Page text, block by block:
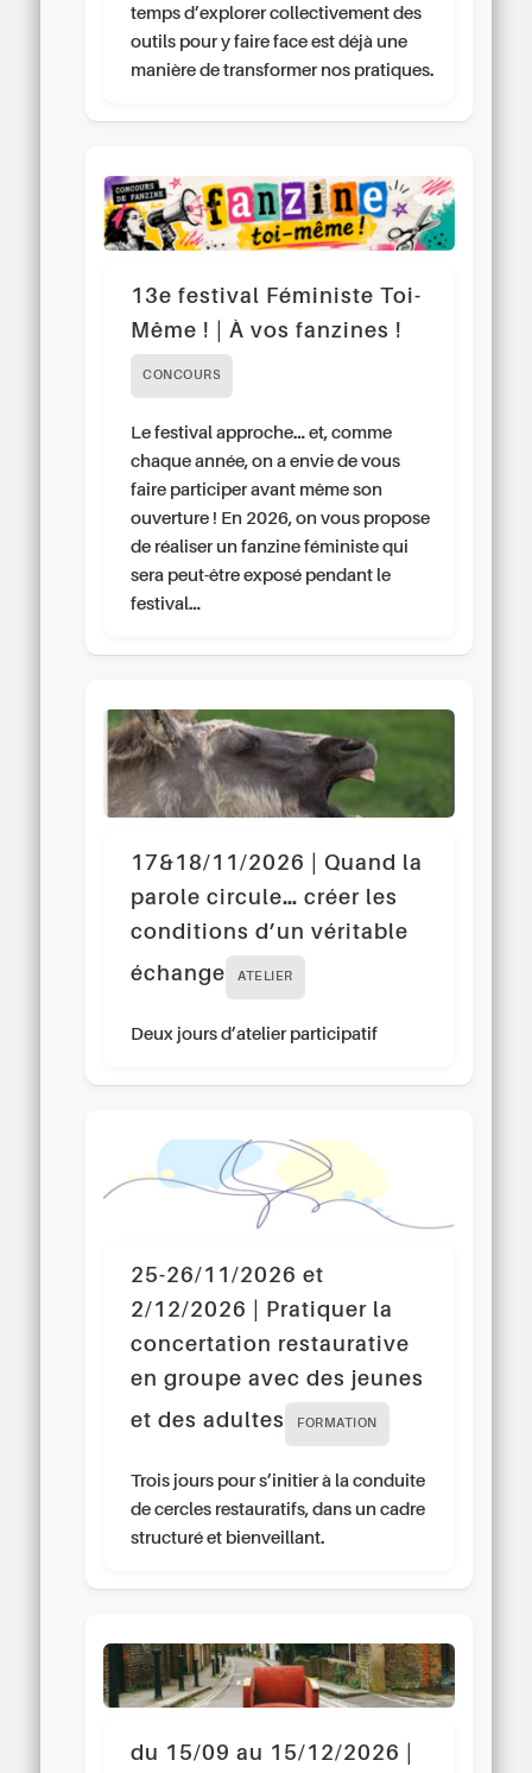
temps d’explorer collectivement des
outils pour y faire face est déjà une
manière de transformer nos pratiques.
13e festival Féministe Toi-
Même ! | À vos fanzines !
CONCOURS
Le festival approche… et, comme
chaque année, on a envie de vous
faire participer avant même son
ouverture ! En 2026, on vous propose
de réaliser un fanzine féministe qui
sera peut-être exposé pendant le
festival…
17&18/11/2026 | Quand la
parole circule… créer les
conditions d’un véritable
échange
ATELIER
Deux jours d’atelier participatif
25-26/11/2026 et
2/12/2026 | Pratiquer la
concertation restaurative
en groupe avec des jeunes
et des adultes
FORMATION
Trois jours pour s’initier à la conduite
de cercles restauratifs, dans un cadre
structuré et bienveillant.
du 15/09 au 15/12/2026 |